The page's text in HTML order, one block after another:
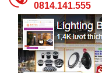
0814.141.555